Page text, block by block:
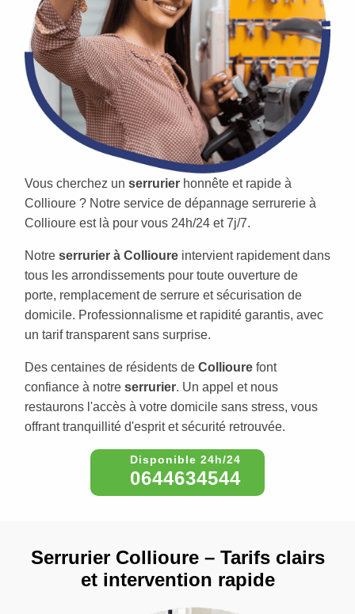
Vous cherchez un serrurier honnête et rapide à
Collioure ? Notre service de dépannage serrurerie à
Collioure est là pour vous 24h/24 et 7j/7.
Notre serrurier à Collioure intervient rapidement dans
tous les arrondissements pour toute ouverture de
porte, remplacement de serrure et sécurisation de
domicile. Professionnalisme et rapidité garantis, avec
un tarif transparent sans surprise.
Des centaines de résidents de Collioure font
confiance à notre serrurier. Un appel et nous
restaurons l'accès à votre domicile sans stress, vous
offrant tranquillité d'esprit et sécurité retrouvée.
0644634544
Serrurier Collioure – Tarifs clairs
et intervention rapide